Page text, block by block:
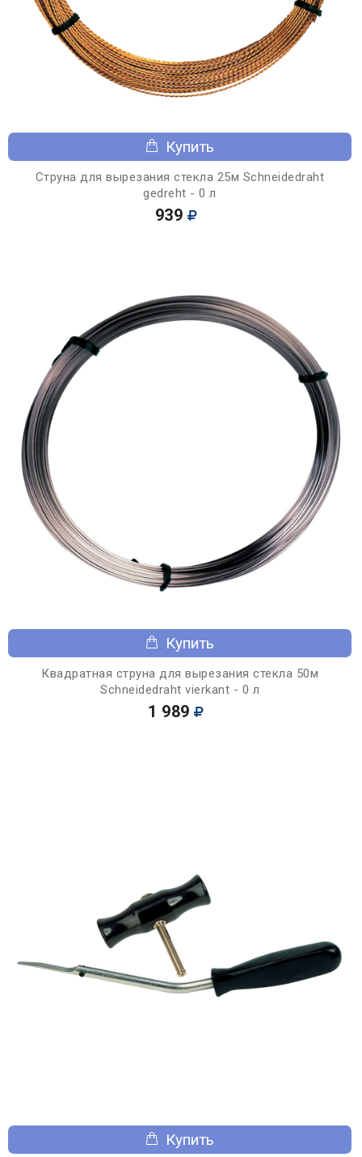
Купить
Струна для вырезания стекла 25м Schneidedraht
gedreht - 0 л
939
Купить
Квадратная струна для вырезания стекла 50м
Schneidedraht vierkant - 0 л
1 989
Купить